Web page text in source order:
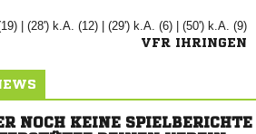
| (28') k.A. (12) | (29') k.A. (6) | (50') k.A. (9)
VFR IHRINGEN
NOCH KEINE SPIELBERICHTE